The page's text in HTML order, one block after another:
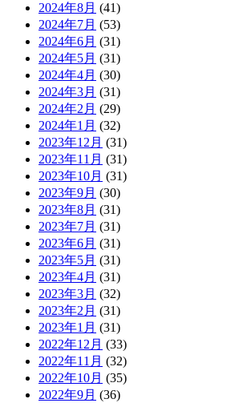
2024年8月 (41)
2024年7月 (53)
2024年6月 (31)
2024年5月 (31)
2024年4月 (30)
2024年3月 (31)
2024年2月 (29)
2024年1月 (32)
2023年12月 (31)
2023年11月 (31)
2023年10月 (31)
2023年9月 (30)
2023年8月 (31)
2023年7月 (31)
2023年6月 (31)
2023年5月 (31)
2023年4月 (31)
2023年3月 (32)
2023年2月 (31)
2023年1月 (31)
2022年12月 (33)
2022年11月 (32)
2022年10月 (35)
2022年9月 (36)